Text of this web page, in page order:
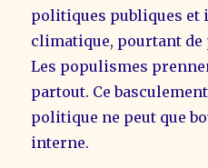
politiques publiques et
climatique, pourtant
Les populismes
partout. Ce
politique ne peut que
interne.